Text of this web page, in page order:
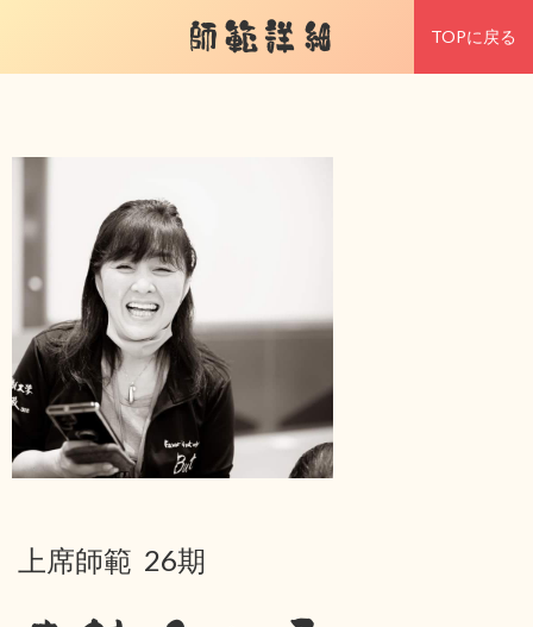
師範詳細 TOPに戻る
上席師範 26期